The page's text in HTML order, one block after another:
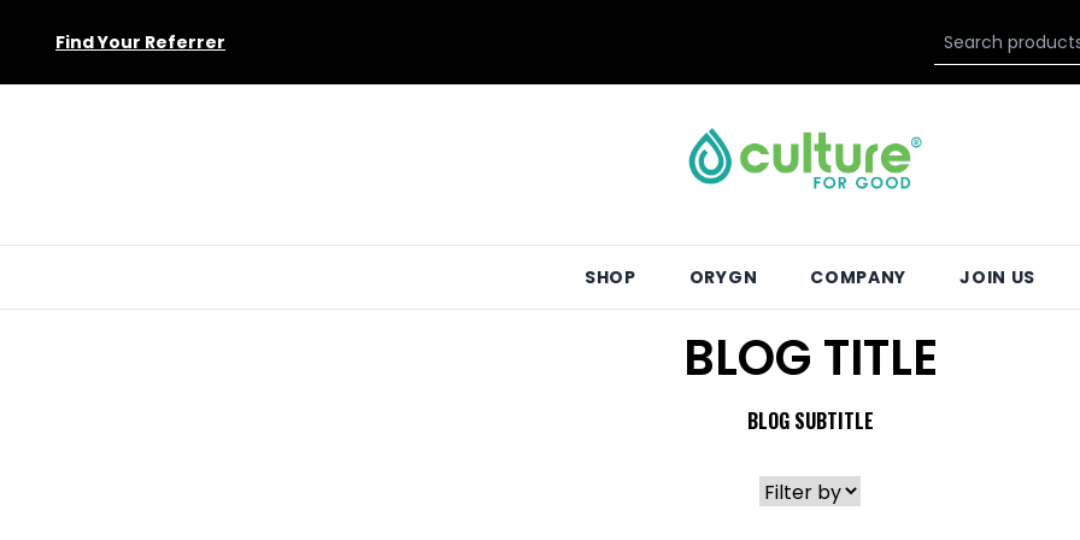
Find Your Referrer
SHOP ORYGN COMPANY JOIN US
BLOG TITLE
BLOG SUBTITLE